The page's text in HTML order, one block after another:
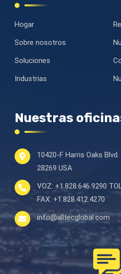
Hogar
Sobre nosotros
Soluciones
Industrias
Nuestras
10420-F Harris Oaks Blvd.
28269 USA
VOZ: +1.828.646.9290
FAX: +1.828.412.4270
info@alltecglobal.com